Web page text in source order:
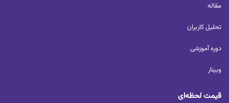
مقاله
تحلیل کاربران‌
دوره آموزشی
وبینار
قیمت لحظه‌ای